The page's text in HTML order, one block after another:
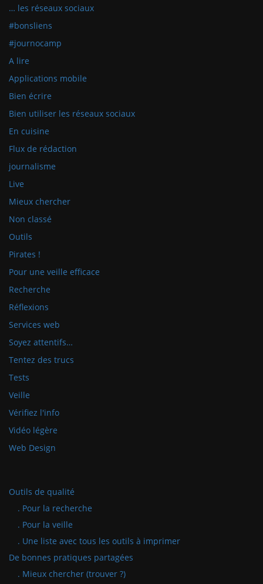
… les réseaux sociaux
#bonsliens
#journocamp
A lire
Applications mobile
Bien écrire
Bien utiliser les réseaux sociaux
En cuisine
Flux de rédaction
journalisme
Live
Mieux chercher
Non classé
Outils
Pirates !
Pour une veille efficace
Recherche
Réflexions
Services web
Soyez attentifs…
Tentez des trucs
Tests
Veille
Vérifiez l'info
Vidéo légère
Web Design
Outils de qualité
. Pour la recherche
. Pour la veille
. Une liste avec tous les outils à imprimer
De bonnes pratiques partagées
. Mieux chercher (trouver ?)